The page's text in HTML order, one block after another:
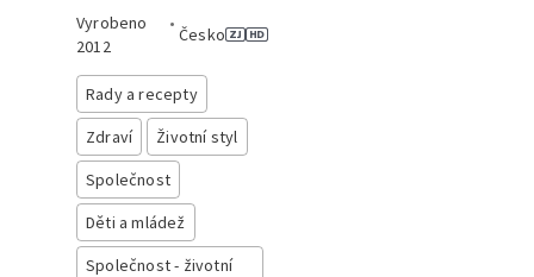
Vyrobeno
2012
•
Česko
Rady a recepty
Zdraví
Životní styl
Společnost
Děti a mládež
Společnost - životní